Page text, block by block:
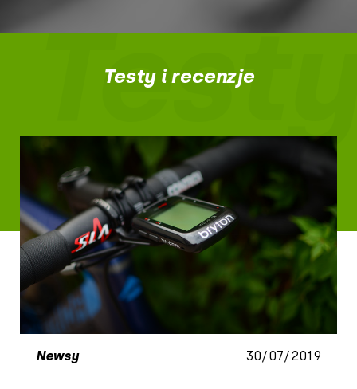
Testy
Testy i recenzje
Newsy 30/07/2019